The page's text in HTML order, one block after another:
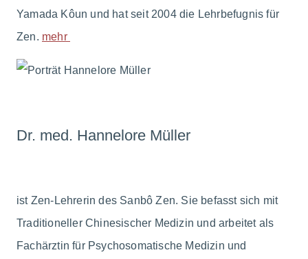
Yamada Kôun und hat seit 2004 die Lehrbefugnis für
Zen. mehr
Dr. med. Hannelore Müller
ist Zen-Lehrerin des Sanbô Zen. Sie befasst sich mit
Traditioneller Chinesischer Medizin und arbeitet als
Fachärztin für Psychosomatische Medizin und